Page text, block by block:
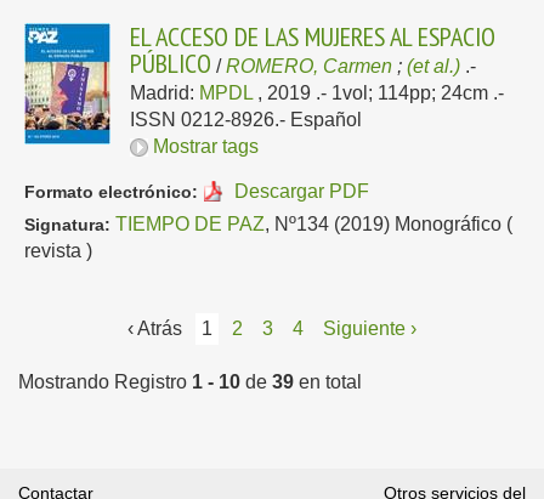
EL ACCESO DE LAS MUJERES AL ESPACIO
PÚBLICO /ROMERO, Carmen ; (et al.) .-
Madrid: MPDL , 2019 .- 1vol; 114pp; 24cm .-
ISSN 0212-8926.- Español
Mostrar tags
Formato electrónico: Descargar PDF
Signatura: TIEMPO DE PAZ, Nº134 (2019) Monográfico (
revista )
‹ Atrás 1 2 3 4 Siguiente ›
Mostrando Registro 1 - 10 de 39 en total
Contactar Otros servicios del